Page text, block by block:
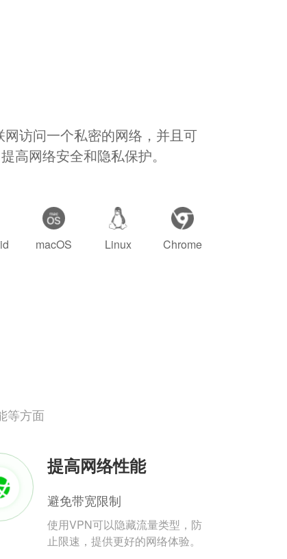
访问一个私密的网络，并且可
高网络安全和隐私保护。
macOS Linux Chrome
等方面
提高网络性能
避免带宽限制
使用VPN可以隐藏流量类型，防
止限速，提供更好的网络体验。